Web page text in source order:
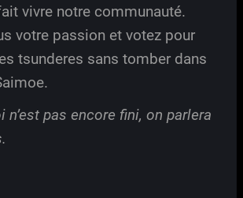
vivre notre communauté.
votre passion et votez pour
tsunderes sans tomber dans
n’est pas encore fini, on parlera